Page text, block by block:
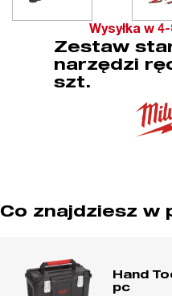
Wysyłka w
Zestaw
narzędzi
szt.
Co znajdziesz w
Hand
pc